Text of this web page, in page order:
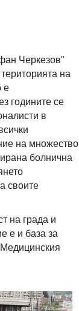
Черкезов"
на
е
годините се
в
на множество
болнична
своите
на града и
е и база за